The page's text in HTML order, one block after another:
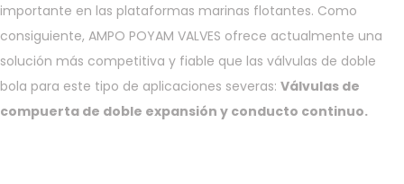
importante en las plataformas marinas flotantes. Como
consiguiente, AMPO POYAM VALVES ofrece actualmente una
solución más competitiva y fiable que las válvulas de doble
bola para este tipo de aplicaciones severas: Válvulas de
compuerta de doble expansión y conducto continuo.